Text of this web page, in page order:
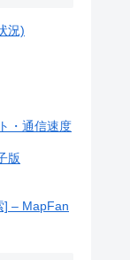
況)
・通信速度
版
] – MapFan